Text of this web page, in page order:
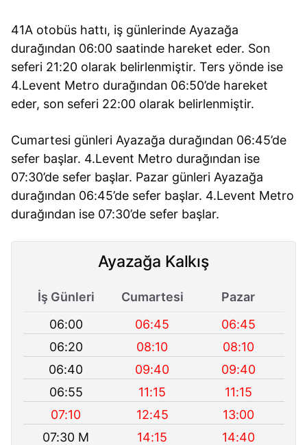
41A otobüs hattı, iş günlerinde Ayazağa
durağından 06:00 saatinde hareket eder. Son
seferi 21:20 olarak belirlenmiştir. Ters yönde ise
4.Levent Metro durağından 06:50’de hareket
eder, son seferi 22:00 olarak belirlenmiştir.
Cumartesi günleri Ayazağa durağından 06:45’de
sefer başlar. 4.Levent Metro durağından ise
07:30’de sefer başlar. Pazar günleri Ayazağa
durağından 06:45’de sefer başlar. 4.Levent Metro
durağından ise 07:30’de sefer başlar.
Ayazağa Kalkış
İş Günleri Cumartesi
Pazar
06:00
06:45
06:45
06:20
08:10
08:10
06:40
09:40
09:40
06:55
11:15
11:15
07:10
12:45
13:00
07:30 M
14:15
14:40